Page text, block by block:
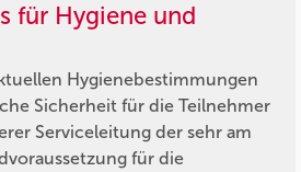
für Hygiene und
Hygienebestimmungen
Sicherheit für die Teilnehmer
Serviceleitung der sehr am
für die